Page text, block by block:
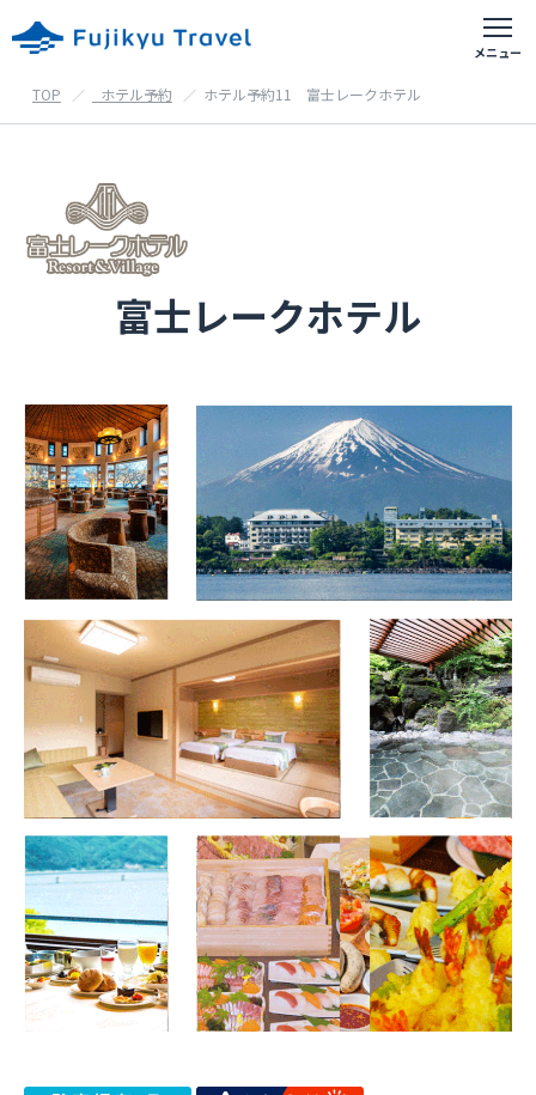
お問い合わせ マイページ
富士急おすすめアクティビティ
出発地別の旅行
首都圏出発の旅行
東京都・神奈川県・埼玉県・千葉県等
山梨県出発の旅行
静岡県出発の旅行
御殿場・沼津・富士宮等
ホテル予約
高速バス予約
フジムスビ
富士山周辺に行く人必見！
TOP _ホテル予約 ホテル予約11 富士レークホテル
富士レークホテル